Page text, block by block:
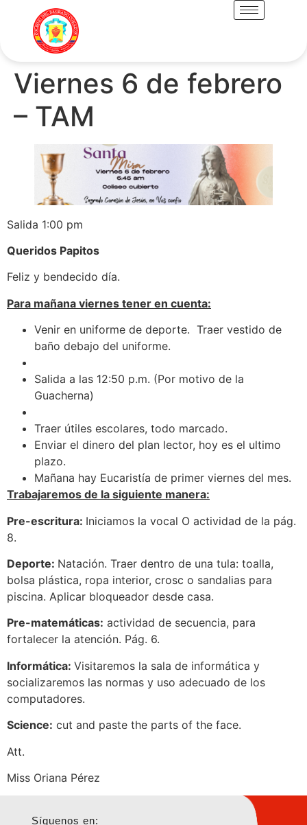
Viernes 6 de febrero
– TAM
Salida 1:00 pm
Queridos Papitos
Feliz y bendecido día.
Para mañana viernes tener en cuenta:
Venir en uniforme de deporte. Traer vestido de
baño debajo del uniforme.
Salida a las 12:50 p.m. (Por motivo de la
Guacherna)
Traer útiles escolares, todo marcado.
Enviar el dinero del plan lector, hoy es el ultimo
plazo.
Mañana hay Eucaristía de primer viernes del mes.
Trabajaremos de la siguiente manera:
Pre-escritura: Iniciamos la vocal O actividad de la pág.
8.
Deporte: Natación. Traer dentro de una tula: toalla,
bolsa plástica, ropa interior, crosc o sandalias para
piscina. Aplicar bloqueador desde casa.
Pre-matemáticas: actividad de secuencia, para
fortalecer la atención. Pág. 6.
Informática: Visitaremos la sala de informática y
socializaremos las normas y uso adecuado de los
computadores.
Science: cut and paste the parts of the face.
Att.
Miss Oriana Pérez
Síguenos en: